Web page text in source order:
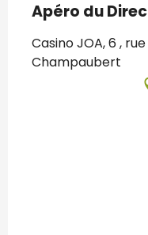
Apéro du
Casino JOA, 6 ,
Champaubert